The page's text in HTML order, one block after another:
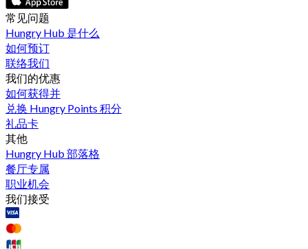
常见问题
Hungry Hub 是什么
如何预订
联络我们
我们的优惠
如何获得并
兑换 Hungry Points 积分
礼品卡
其他
Hungry Hub 部落格
餐厅专属
职业机会
我们接受